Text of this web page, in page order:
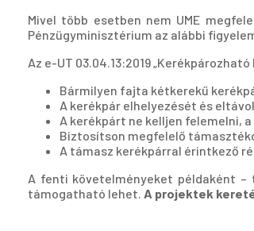
Mivel több esetben nem UME
Pénzügyminisztérium az alábbi
Az e-UT 03.04.13:2019
Bármilyen fajta kétkerekű
A kerékpár elhelyezését és
A kerékpárt ne kelljen felemelni,
Biztosítson megfelelő
A támasz kerékpárral érintkező
A fenti követelményeket példaként –
támogatható lehet. A projektek